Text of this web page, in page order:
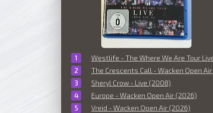
Westlife - The Where We Are Tour Live From The O2
The Crescents Call - Wacken Open Air
Sheryl Crow - Live (2008)
Europe - Wacken Open Air (2026)
Vreid - Wacken Open Air (2026)